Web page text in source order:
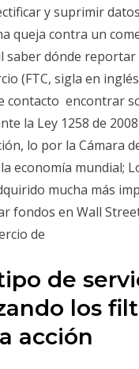
y suprimir
queja contra un
saber dónde
(FTC, sigla en
contacto encontrar
la Ley 1258 de
lo por la Cámara
economía mundial;
mucha más
fondos en Wall
de
de
los
acción